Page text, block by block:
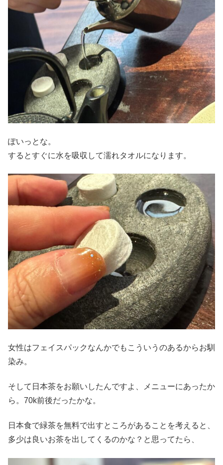
ぽいっとな。
するとすぐに水を吸収して濡れタオルになります。
女性はフェイスパックなんかでもこういうのあるからお馴
染み。
そして日本茶をお願いしたんですよ、メニューにあったか
ら。70k前後だったかな。
日本食で緑茶を無料で出すところがあることを考えると、
多少は良いお茶を出してくるのかな？と思ってたら、